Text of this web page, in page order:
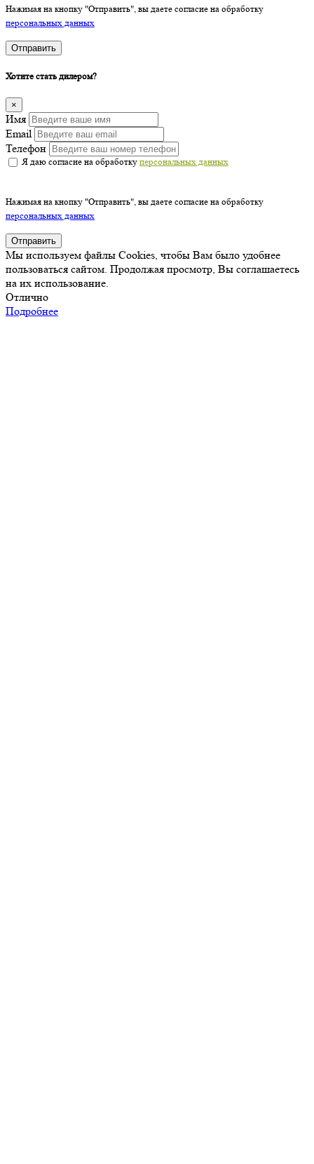
Нажимая на кнопку "Отправить", вы даете согласие на обработку
персональных данных
Отправить
Хотите стать дилером?
×
Имя
Email
Телефон
Я даю согласие на обработку персональных данных
Нажимая на кнопку "Отправить", вы даете согласие на обработку
персональных данных
Отправить
Мы используем файлы Cookies, чтобы Вам было удобнее
пользоваться сайтом. Продолжая просмотр, Вы соглашаетесь
на их использование.
Отлично
Подробнее